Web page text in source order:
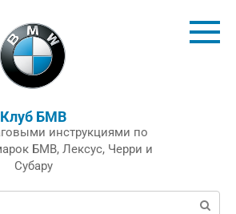
Клуб БМВ
инструкциями по
БМВ, Лексус, Черри и
Субару